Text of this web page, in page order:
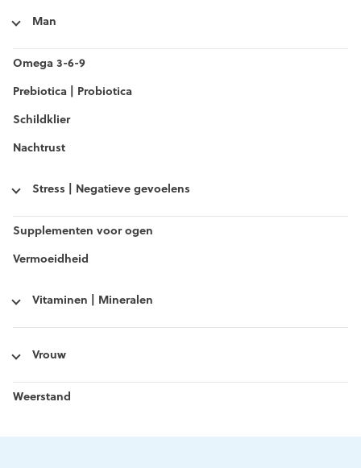
Man
Omega 3-6-9
Prebiotica | Probiotica
Schildklier
Nachtrust
Stress | Negatieve gevoelens
Supplementen voor ogen
Vermoeidheid
Vitaminen | Mineralen
Vrouw
Weerstand